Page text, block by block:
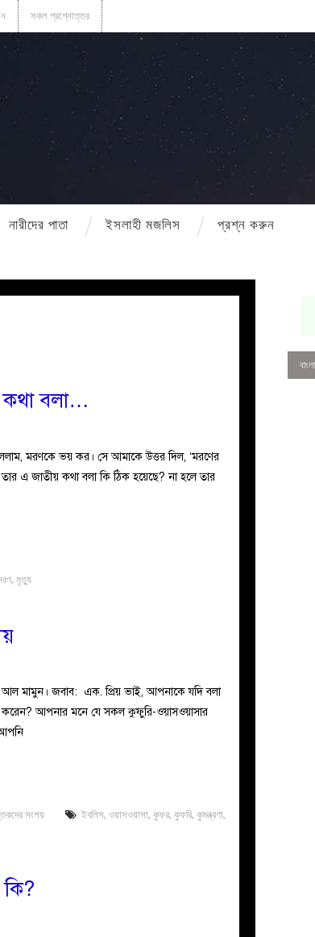
সকল প্রশ্নোত্তর
নারীদের পাতা ইসলাহী মজলিস প্রশ্ন করুন
কথা বলা…
মরণকে ভয় কর। সে আমাকে উত্তর দিল, ‘মরণের
এ জাতীয় কথা বলা কি ঠিক হয়েছে? না হলে তার
,মৃত্যু
মামুন। জবাব: এক. প্রিয় ভাই, আপনাকে যদি বলা
করেন? আপনার মনে যে সকল কুফুরি-ওয়াসওয়াসার
সংশয় ইবলিস,ওয়াসওয়াসা,কুফর,কুফরি,কুমন্ত্রণা,
কি?